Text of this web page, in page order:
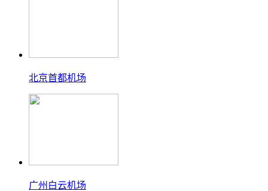
北京首都机场
广州白云机场